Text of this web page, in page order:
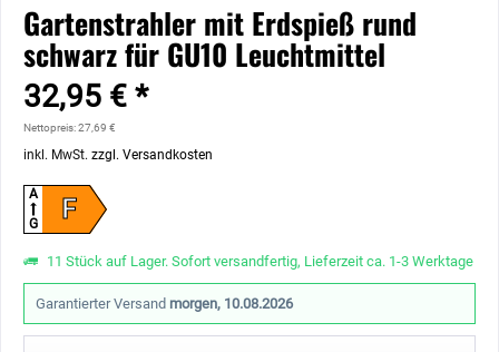
Gartenstrahler mit Erdspieß rund
schwarz für GU10 Leuchtmittel
32,95 € *
Nettopreis: 27,69 €
inkl. MwSt. zzgl. Versandkosten
F
A
G
11 Stück auf Lager. Sofort versandfertig, Lieferzeit ca. 1-3 Werktage
Garantierter Versand morgen, 10.08.2026